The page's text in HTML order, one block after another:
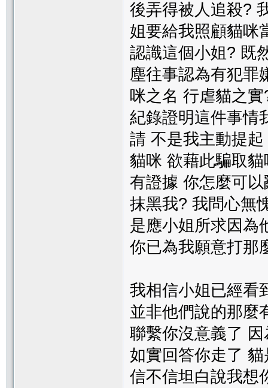
後弄得被人追殺?
姐要給我照顧貓咪
認識這個小姐? 既
塵往事認為有犯罪
咪之名 行虐貓之
紀錄證明這件事情
請 不是我主動提
貓咪 欲藉此騙取
有證據 你怎麼可
抹黑我? 我問心無
是應小姐所求因為
你已為我願意打那
我相信小姐已經看
並非他們說的那麼
聯繫你沒意義了
如實回答你走了
信不信坦白說我想